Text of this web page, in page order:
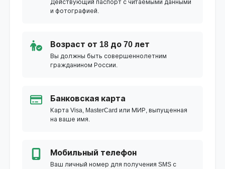
Действующий паспорт с читаемыми данными
и фотографией.
Возраст от 18 до 70 лет
Вы должны быть совершеннолетним
гражданином России.
Банковская карта
Карта Visa, MasterCard или МИР, выпущенная
на ваше имя.
Мобильный телефон
Ваш личный номер для получения SMS с